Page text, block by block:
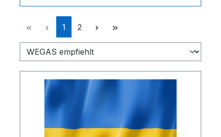
Seite
1 Seite
2